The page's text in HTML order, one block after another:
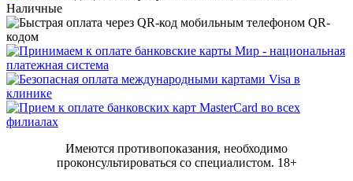
Наличные
QR-
кодом
Имеются противопоказания, необходимо
проконсультироваться со специалистом. 18+